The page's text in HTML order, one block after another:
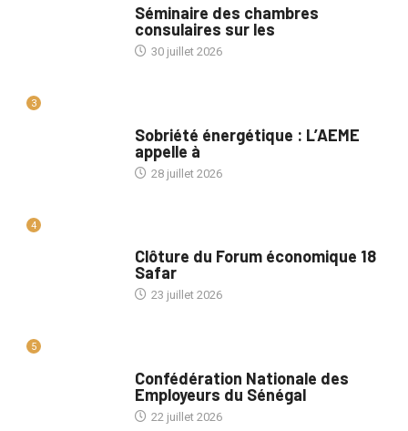
Séminaire des chambres
consulaires sur les
30 juillet 2026
3
Sobriété énergétique : L’AEME
appelle à
28 juillet 2026
4
Clôture du Forum économique 18
Safar
23 juillet 2026
5
Confédération Nationale des
Employeurs du Sénégal
22 juillet 2026